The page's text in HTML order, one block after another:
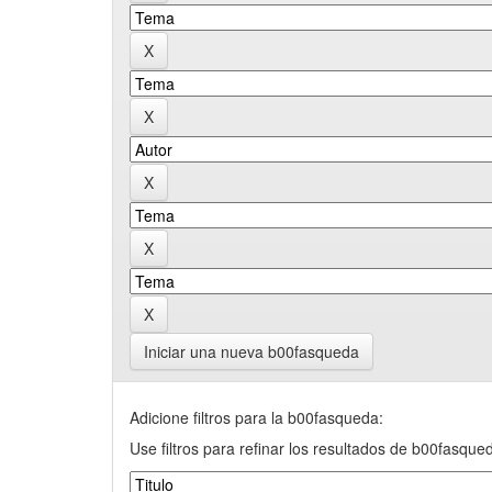
Iniciar una nueva b00fasqueda
Adicione filtros para la b00fasqueda:
Use filtros para refinar los resultados de